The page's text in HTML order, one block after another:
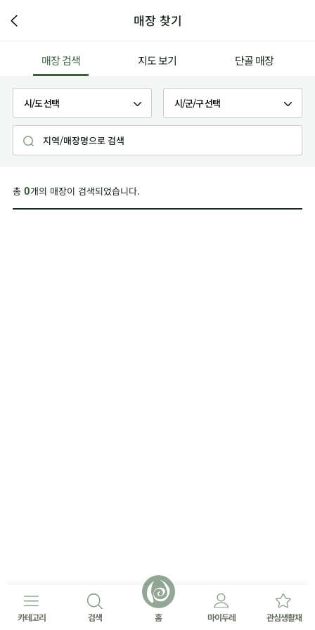
매장 찾기
매장 검색 지도 보기 단골 매장
총 0개의 매장이 검색되었습니다.
카테고리 검색 홈 마이두레 관심생활재